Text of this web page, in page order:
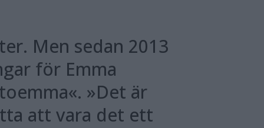
Men sedan 2013
för Emma
»Det är
att vara det ett